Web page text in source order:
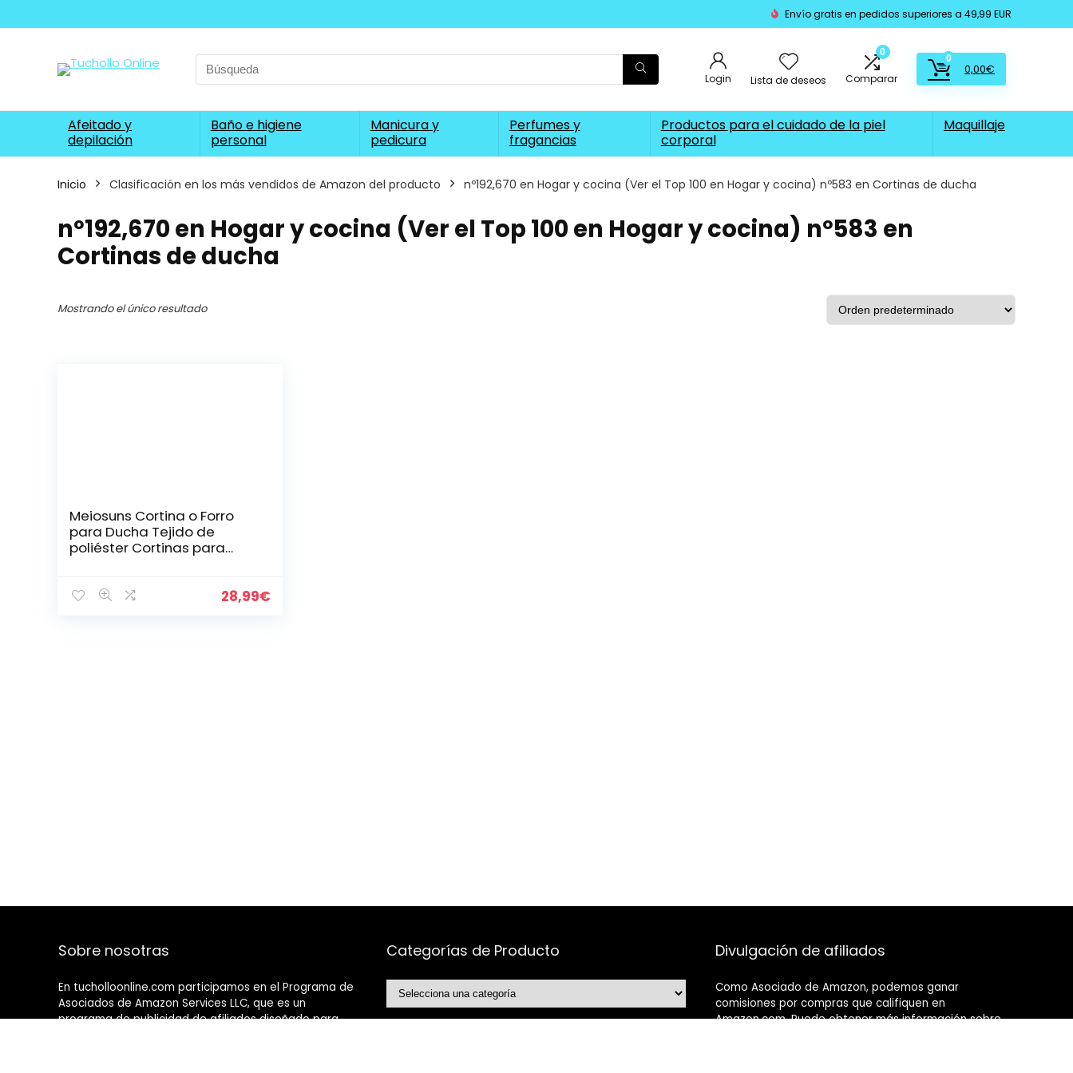
Envío gratis en pedidos superiores a 49,99 EUR
Search
for:
Login Lista de deseos
0
Comparar
0
0,00€
Afeitado y
depilación
Baño e higiene
personal
Manicura y
pedicura
Perfumes y
fragancias
Productos para el cuidado de la piel
corporal
Maquillaje
Inicio Clasificación en los más vendidos de Amazon del producto nº192,670 en Hogar y cocina (Ver el Top 100 en Hogar y cocina) nº583 en Cortinas de ducha
nº192,670 en Hogar y cocina (Ver el Top 100 en Hogar y cocina) nº583 en
Cortinas de ducha
Mostrando el único resultado
Meiosuns Cortina o Forro
para Ducha Tejido de
poliéster Cortinas para
28,99€
Sobre nosotras
En tucholloonline.com participamos en el Programa de
Asociados de Amazon Services LLC, que es un
programa de publicidad de afiliados diseñado para
Categorías de Producto Divulgación de afiliados
Como Asociado de Amazon, podemos ganar
comisiones por compras que califiquen en
Amazon.com. Puede obtener más información sobre